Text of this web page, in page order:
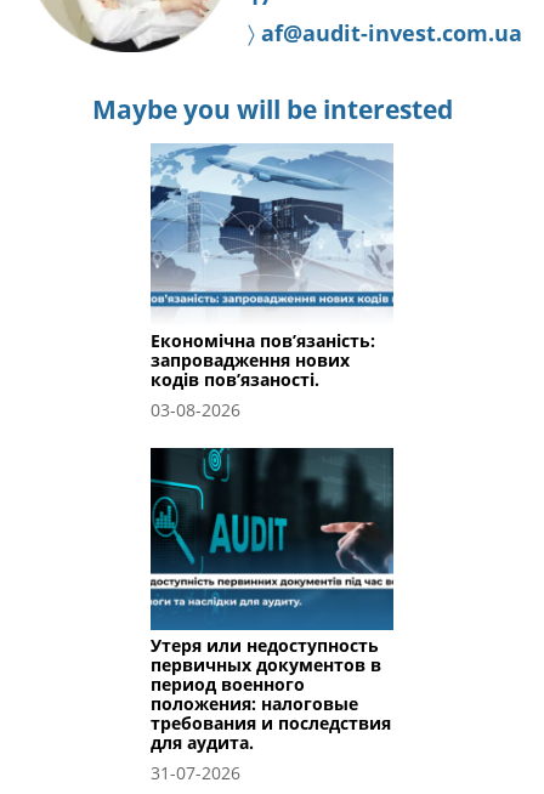
〉 af@audit-invest.com.ua
Maybe you will be interested
Економічна пов’язаність:
запровадження нових
кодів пов’язаності.
03-08-2026
Утеря или недоступность
первичных документов в
период военного
положения: налоговые
требования и последствия
для аудита.
31-07-2026